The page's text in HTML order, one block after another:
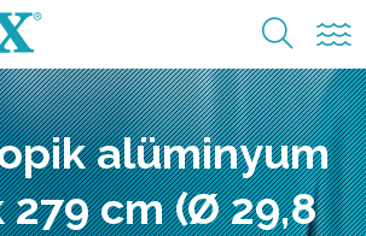
alüminyum
cm (Ø 29,8